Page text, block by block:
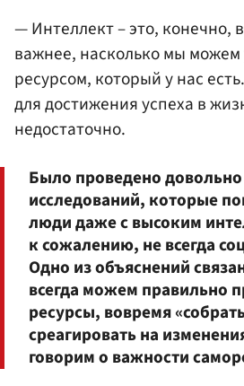
— Интеллект – это, конечно,
важнее, насколько мы можем
ресурсом, который у нас
для достижения успеха в
недостаточно.
Было проведено
исследований, которые
люди даже с высоким
к сожалению, не всегда
Одно из объяснений
всегда можем правильно
ресурсы, вовремя
среагировать на
говорим о важности